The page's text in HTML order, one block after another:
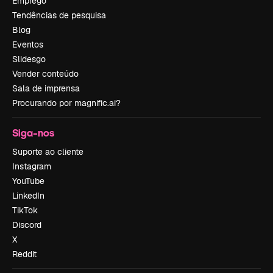
Tendências de pesquisa
Blog
Eventos
Slidesgo
Vender conteúdo
Sala de imprensa
Procurando por magnific.ai?
Siga-nos
Suporte ao cliente
Instagram
YouTube
LinkedIn
TikTok
Discord
X
Reddit